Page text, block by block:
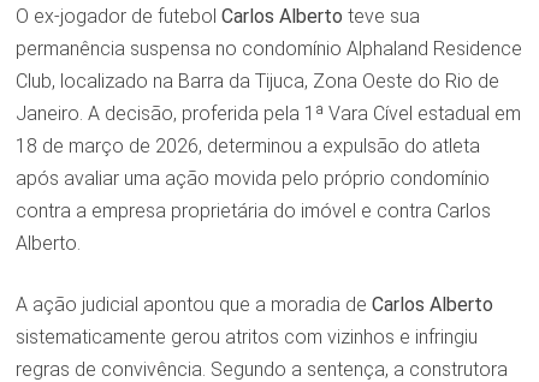
O ex-jogador de futebol Carlos Alberto teve sua
permanência suspensa no condomínio Alphaland Residence
Club, localizado na Barra da Tijuca, Zona Oeste do Rio de
Janeiro. A decisão, proferida pela 1ª Vara Cível estadual em
18 de março de 2026, determinou a expulsão do atleta
após avaliar uma ação movida pelo próprio condomínio
contra a empresa proprietária do imóvel e contra Carlos
Alberto.
A ação judicial apontou que a moradia de Carlos Alberto
sistematicamente gerou atritos com vizinhos e infringiu
regras de convivência. Segundo a sentença, a construtora